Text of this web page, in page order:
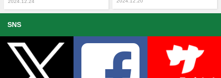
2024.12.24
SNS